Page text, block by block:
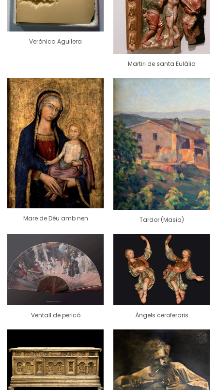
Verònica Aguilera
Martiri de santa Eulàlia
Mare de Déu amb nen Tardor (Masia)
Ventall de pericó Àngels ceroferaris